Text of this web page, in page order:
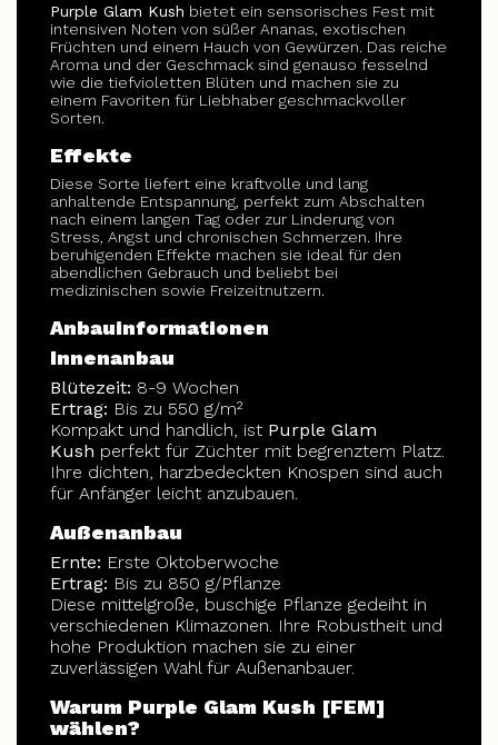
Purple Glam Kush bietet ein sensorisches Fest mit
intensiven Noten von süßer Ananas, exotischen
Früchten und einem Hauch von Gewürzen. Das reiche
Aroma und der Geschmack sind genauso fesselnd
wie die tiefvioletten Blüten und machen sie zu
einem Favoriten für Liebhaber geschmackvoller
Sorten.
Effekte
Diese Sorte liefert eine kraftvolle und lang
anhaltende Entspannung, perfekt zum Abschalten
nach einem langen Tag oder zur Linderung von
Stress, Angst und chronischen Schmerzen. Ihre
beruhigenden Effekte machen sie ideal für den
abendlichen Gebrauch und beliebt bei
medizinischen sowie Freizeitnutzern.
Anbauinformationen
Innenanbau
Blütezeit: 8-9 Wochen
Ertrag: Bis zu 550 g/m²
Kompakt und handlich, ist Purple Glam
Kush perfekt für Züchter mit begrenztem Platz.
Ihre dichten, harzbedeckten Knospen sind auch
für Anfänger leicht anzubauen.
Außenanbau
Ernte: Erste Oktoberwoche
Ertrag: Bis zu 850 g/Pflanze
Diese mittelgroße, buschige Pflanze gedeiht in
verschiedenen Klimazonen. Ihre Robustheit und
hohe Produktion machen sie zu einer
zuverlässigen Wahl für Außenanbauer.
Warum Purple Glam Kush [FEM]
wählen?